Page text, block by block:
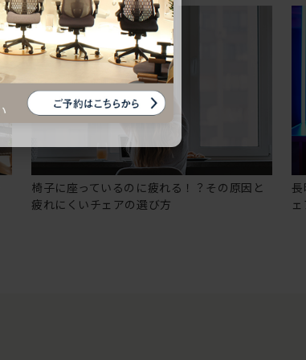
椅子に座っているのに疲れる！？その原因と
疲れにくいチェアの選び方
長